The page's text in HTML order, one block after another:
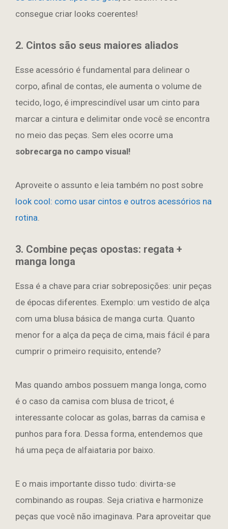
consegue criar looks coerentes!
2. Cintos são seus maiores aliados
Esse acessório é fundamental para delinear o
corpo, afinal de contas, ele aumenta o volume de
tecido, logo, é imprescindível usar um cinto para
marcar a cintura e delimitar onde você se encontra
no meio das peças. Sem eles ocorre uma
sobrecarga no campo visual!
Aproveite o assunto e leia também no post sobre
look cool: como usar cintos e outros acessórios na
rotina
3. Combine peças opostas: regata +
manga longa
Essa é a chave para criar sobreposições: unir peças
de épocas diferentes. Exemplo: um vestido de alça
com uma blusa básica de manga curta. Quanto
menor for a alça da peça de cima, mais fácil é para
cumprir o primeiro requisito, entende?
Mas quando ambos possuem manga longa, como
é o caso da camisa com blusa de tricot, é
interessante colocar as golas, barras da camisa e
punhos para fora. Dessa forma, entendemos que
há uma peça de alfaiataria por baixo.
E o mais importante disso tudo: divirta-se
combinando as roupas. Seja criativa e harmonize
peças que você não imaginava. Para aproveitar que